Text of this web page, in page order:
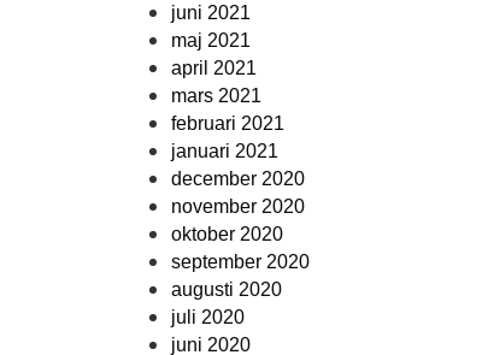
juni 2021
maj 2021
april 2021
mars 2021
februari 2021
januari 2021
december 2020
november 2020
oktober 2020
september 2020
augusti 2020
juli 2020
juni 2020